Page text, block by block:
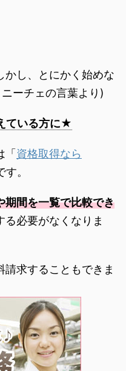
かし、とにかく始めな
ーチェの言葉より)
ている方に★
「資格取得なら
。
期間を一覧で比較でき
必要がなくなりま
請求することもできま